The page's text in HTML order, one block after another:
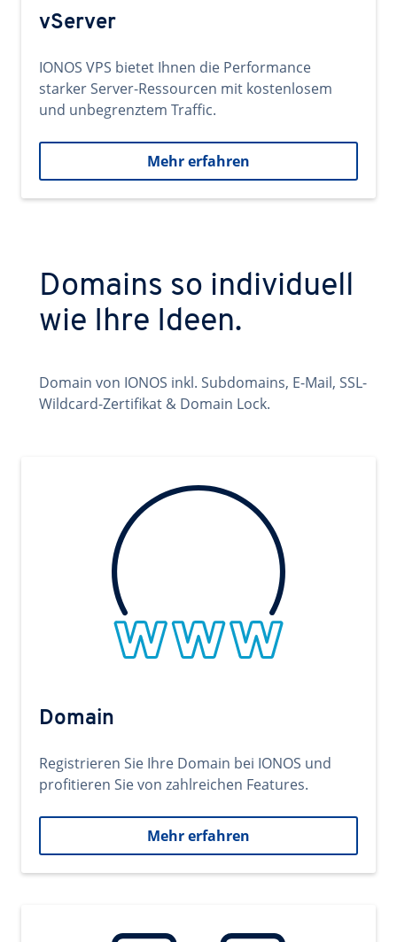
vServer
IONOS VPS bietet Ihnen die Performance
starker Server-Ressourcen mit kostenlosem
und unbegrenztem Traffic.
Mehr erfahren
Domains so individuell
wie Ihre Ideen.
Domain von IONOS inkl. Subdomains, E-Mail, SSL-
Wildcard-Zertifikat & Domain Lock.
Domain
Registrieren Sie Ihre Domain bei IONOS und
profitieren Sie von zahlreichen Features.
Mehr erfahren